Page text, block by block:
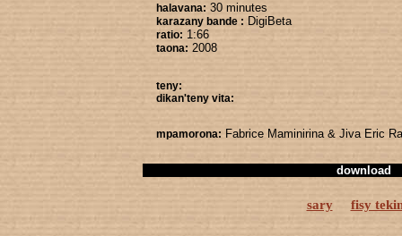
halavana: 30 minutes
karazany bande : DigiBeta
ratio: 1:66
taona: 2008
teny:
dikan'teny vita:
mpamorona: Fabrice Maminirina & Jiva Eric
download
sary fisy